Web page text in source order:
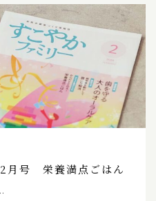
2月号 栄養満点ごはん